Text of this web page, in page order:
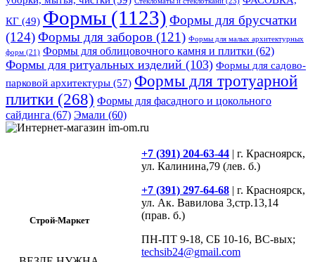
КГ (49) Формы (1123) Формы для брусчатки
(124)Формы для заборов (121) Формы для малых архитектурных
форм (21) Формы для облицовочного камня и плитки (62)
Формы для ритуальных изделий (103) Формы для садово-
парковой архитектуры (57) Формы для тротуарной
плитки (268) Формы для фасадного и цокольного
сайдинга (67) Эмали (60)
Строй-Маркет
+7 (391) 204-63-44 | г. Красноярск,
ул. Калинина,79 (лев. б.)
+7 (391) 297-64-68 | г. Красноярск,
ул. Ак. Вавилова 3,стр.13,14
(прав. б.)
ПН-ПТ 9-18, СБ 10-16, ВС-вых;
techsib24@gmail.com